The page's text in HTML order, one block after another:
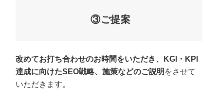
③ご提案
改めてお打ち合わせのお時間をいただき、KGI・KPI
達成に向けたSEO戦略、施策などのご説明 をさせて
いただきます。